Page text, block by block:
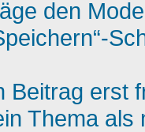
den
Beitrag erst
Thema als